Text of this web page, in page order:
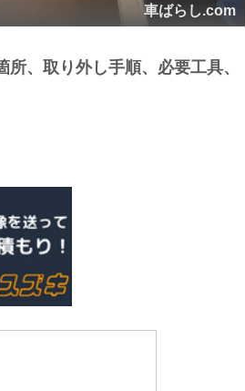
車ばらし.com
、取り外し手順、必要工具、